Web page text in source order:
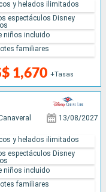
1,670 +Tasas
y helados ilimitados
espectáculos Disney
niños incluido
familiares
13/08/2027
y helados ilimitados
espectáculos Disney
niños incluido
familiares